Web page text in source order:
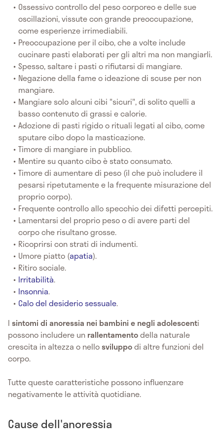
Ossessivo controllo del peso corporeo e delle sue
oscillazioni, vissute con grande preoccupazione,
come esperienze irrimediabili.
Preoccupazione per il cibo, che a volte include
cucinare pasti elaborati per gli altri ma non mangiarli.
Spesso, saltare i pasti o rifiutarsi di mangiare.
Negazione della fame o ideazione di scuse per non
mangiare.
Mangiare solo alcuni cibi "sicuri", di solito quelli a
basso contenuto di grassi e calorie.
Adozione di pasti rigido o rituali legati al cibo, come
sputare cibo dopo la masticazione.
Timore di mangiare in pubblico.
Mentire su quanto cibo è stato consumato.
Timore di aumentare di peso (il che può includere il
pesarsi ripetutamente e la frequente misurazione del
proprio corpo).
Frequente controllo allo specchio dei difetti percepiti.
Lamentarsi del proprio peso o di avere parti del
corpo che risultano grosse.
Ricoprirsi con strati di indumenti.
Umore piatto (apatia).
Ritiro sociale.
Irritabilità.
Insonnia.
Calo del desiderio sessuale.
I sintomi di anoressia nei bambini e negli adolescenti
possono includere un rallentamentodella naturale
crescita in altezza o nellosviluppodi altre funzioni del
corpo.
Tutte queste caratteristiche possono influenzare
negativamente le attività quotidiane.
Cause dell'anoressia